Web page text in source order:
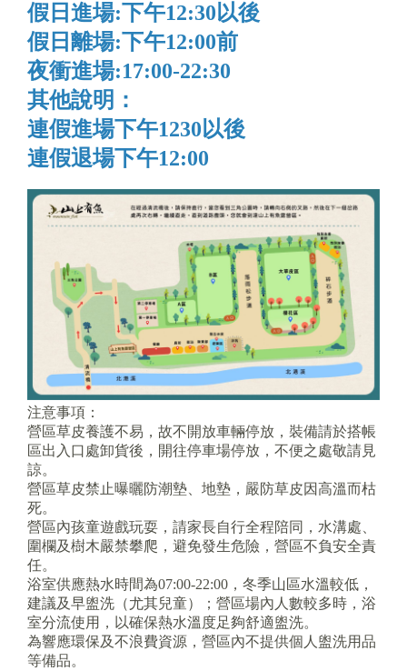
假日進場:下午12:30以後
假日離場:下午12:00前
夜衝進場:17:00-22:30
其他說明：
連假進場下午1230以後
連假退場下午12:00
注意事項：
營區草皮養護不易，故不開放車輛停放，裝備請於搭帳
區出入口處卸貨後，開往停車場停放，不便之處敬請見
諒。
營區草皮禁止曝曬防潮墊、地墊，嚴防草皮因高溫而枯
死。
營區內孩童遊戲玩耍，請家長自行全程陪同，水溝處、
圍欄及樹木嚴禁攀爬，避免發生危險，營區不負安全責
任。
浴室供應熱水時間為07:00-22:00，冬季山區水溫較低，
建議及早盥洗（尤其兒童）；營區場內人數較多時，浴
室分流使用，以確保熱水溫度足夠舒適盥洗。
為響應環保及不浪費資源，營區內不提供個人盥洗用品
等備品。